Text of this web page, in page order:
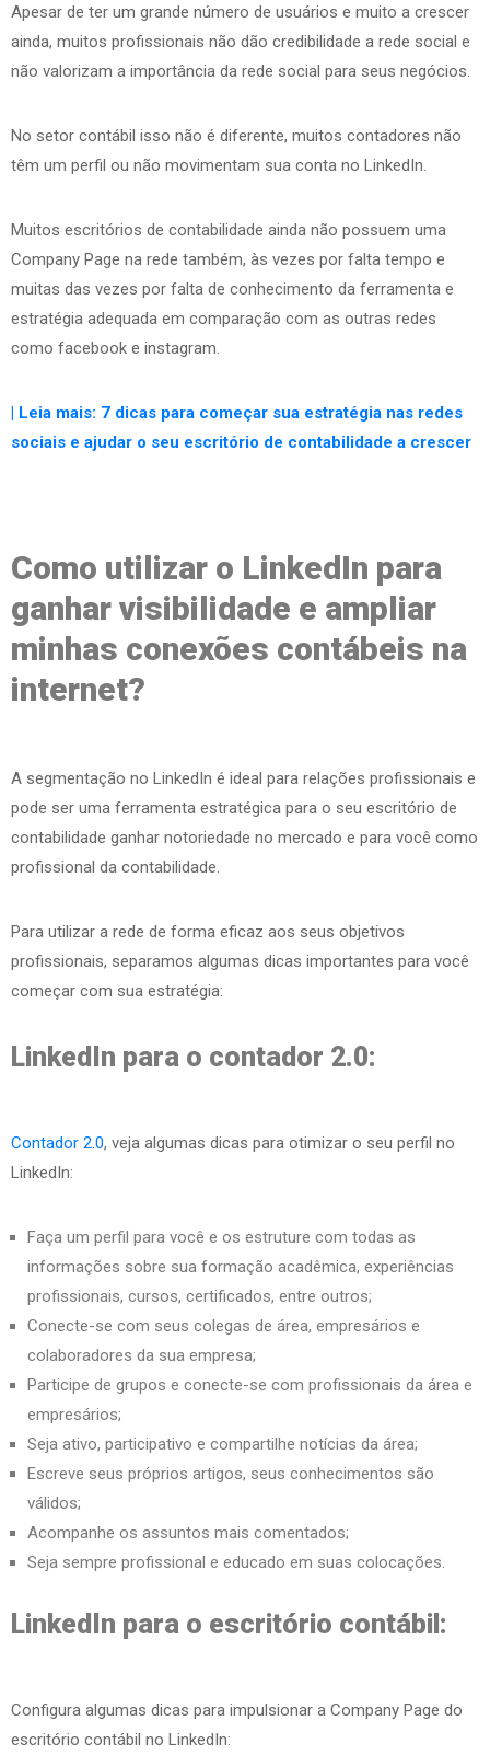
Apesar de ter um grande número de usuários e muito a crescer
ainda, muitos profissionais não dão credibilidade a rede social e
não valorizam a importância da rede social para seus negócios.
No setor contábil isso não é diferente, muitos contadores não
têm um perfil ou não movimentam sua conta no LinkedIn.
Muitos escritórios de contabilidade ainda não possuem uma
Company Page na rede também, às vezes por falta tempo e
muitas das vezes por falta de conhecimento da ferramenta e
estratégia adequada em comparação com as outras redes
como facebook e instagram.
| Leia mais: 7 dicas para começar sua estratégia nas redes
sociais e ajudar o seu escritório de contabilidade a crescer
Como utilizar o LinkedIn para
ganhar visibilidade e ampliar
minhas conexões contábeis na
internet?
A segmentação no LinkedIn é ideal para relações profissionais e
pode ser uma ferramenta estratégica para o seu escritório de
contabilidade ganhar notoriedade no mercado e para você como
profissional da contabilidade.
Para utilizar a rede de forma eficaz aos seus objetivos
profissionais, separamos algumas dicas importantes para você
começar com sua estratégia:
LinkedIn para o contador 2.0:
Contador 2.0, veja algumas dicas para otimizar o seu perfil no
LinkedIn:
Faça um perfil para você e os estruture com todas as
informações sobre sua formação acadêmica, experiências
profissionais, cursos, certificados, entre outros;
Conecte-se com seus colegas de área, empresários e
colaboradores da sua empresa;
Participe de grupos e conecte-se com profissionais da área e
empresários;
Seja ativo, participativo e compartilhe notícias da área;
Escreve seus próprios artigos, seus conhecimentos são
válidos;
Acompanhe os assuntos mais comentados;
Seja sempre profissional e educado em suas colocações.
LinkedIn para o escritório contábil:
Configura algumas dicas para impulsionar a Company Page do
escritório contábil no LinkedIn: